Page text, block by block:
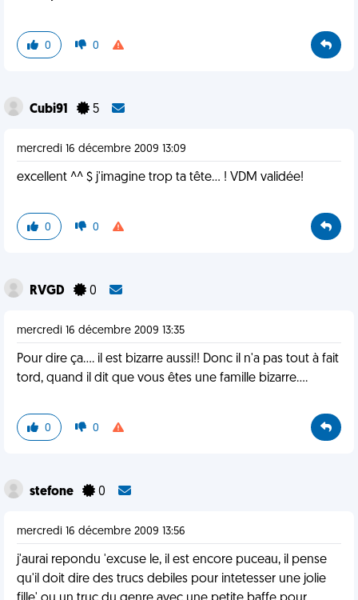
0 0
Cubi91 5
mercredi 16 décembre 2009 13:09
excellent ^^ $ j'imagine trop ta tête... ! VDM validée!
0 0
RVGD 0
mercredi 16 décembre 2009 13:35
Pour dire ça.... il est bizarre aussi!! Donc il n'a pas tout à fait
tord, quand il dit que vous êtes une famille bizarre....
0 0
stefone 0
mercredi 16 décembre 2009 13:56
j'aurai repondu 'excuse le, il est encore puceau, il pense
qu'il doit dire des trucs debiles pour intetesser une jolie